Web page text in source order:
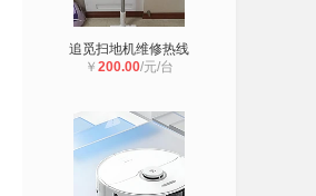
追觅扫地机维修热线
￥ 200.00/元/台